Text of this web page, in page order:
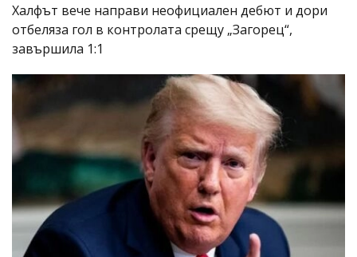
Халфът вече направи неофициален дебют и дори
отбеляза гол в контролата срещу „Загорец“,
завършила 1:1